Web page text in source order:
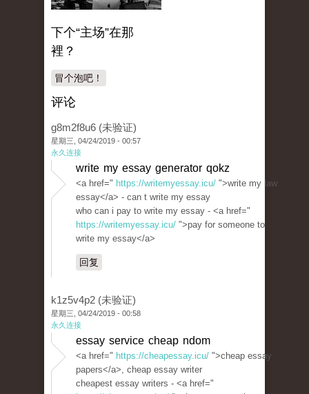
下个“主场”在那
裡？
冒个泡吧！
评论
g8m2f8u6 (未验证)
星期三, 04/24/2019 - 00:57
永久连接
write my essay generator qokz
<a href=" https://writemyessay.icu/ ">write my law
essay</a> - can t write my essay
who can i pay to write my essay - <a href="
https://writemyessay.icu/ ">pay for someone to
write my essay</a>
回复
k1z5v4p2 (未验证)
星期三, 04/24/2019 - 00:58
永久连接
essay service cheap ndom
<a href=" https://cheapessay.icu/ ">cheap essay
papers</a>, cheap essay writer
cheapest essay writers - <a href="